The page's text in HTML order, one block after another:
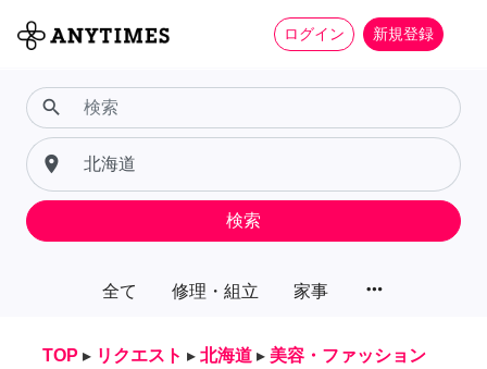
ログイン 新規登録
全て 修理・組立 家事 more_horiz
search
place
検索
TOP ▸ リクエスト ▸ 北海道 ▸ 美容・ファッション